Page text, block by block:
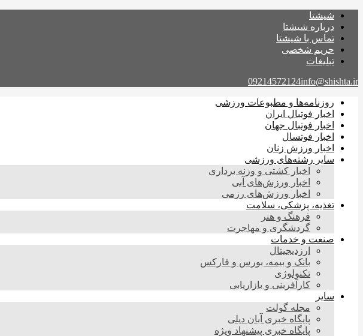
شیشتا
درباره شیشتا
تماس با شیشتا
حریم شخصی
تبلیغات
09214572124info@shishta.ir
روزنامه‌ها و مطبوعات ورزشی
اخبار فوتبال ایران
اخبار فوتبال جهان
اخبار فوتسال
اخبار ورزش زنان
سایر رشته‌های ورزشی
اخبار کشتی و وزنه برداری
اخبار ورزش‌های آبی
اخبار ورزش‌های رزمی
تغذیه، پزشکی، سلامت
فرهنگ و هنر
گردشگری و مهاجرت
صنعت و خدمات
ارزدیجیتال
بانک و بیمه، بورس و فارکس
تکنولوژی
کارآفرینی و بازاریابی
سایر
مجله گولت
پایگاه خبری آبان دیلی
پایگاه خبری پیشنهاد ویژه